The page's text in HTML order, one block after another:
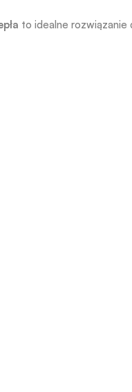
to idealne rozwiązanie